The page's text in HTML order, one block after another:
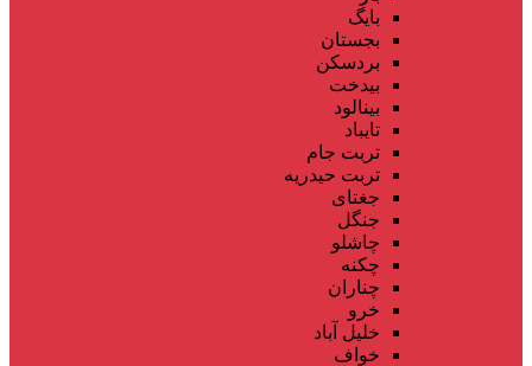
بایگ
بجستان
بردسکن
بیدخت
بینالود
تایباد
تربت جام
تربت حیدریه
جغتای
جنگل
چاشلو
چکنه
چناران
خرو
خلیل آباد
خواف